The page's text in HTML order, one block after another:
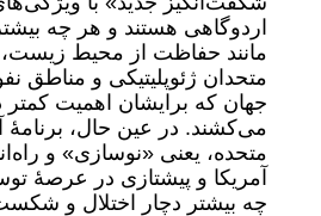
اردوگاهی هستند و هر چه
مانند حفاظت از محیط زیست،
متحدان ژئوپلیتیکی و مناطق
جهان که برایشان اهمیت
می‌کشند. در عین حال، برنامۀ
متحده، یعنی «نوسازی» و
آمریکا و پیشتازی در عرصۀ
چه بیشتر دچار اختلال و